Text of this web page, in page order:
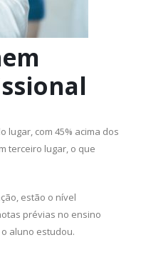
lugar, com 45% acima dos
terceiro lugar, o que
estão o nível
prévias no ensino
aluno estudou.